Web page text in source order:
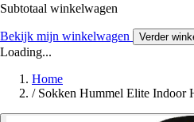
Subtotaal winkelwagen
Bekijk mijn winkelwagen Verder
Loading...
Home
/ Sokken Hummel Elite Indoor